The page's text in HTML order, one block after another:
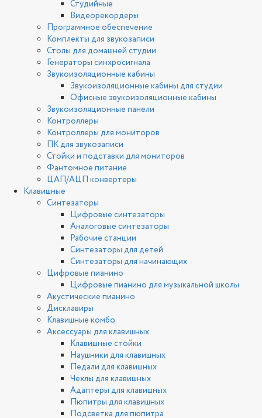
Студийные
Видеорекордеры
Программное обеспечение
Комплекты для звукозаписи
Столы для домашней студии
Генераторы синхросигнала
Звукоизоляционные кабины
Звукоизоляционные кабины для студии
Офисные звукоизоляционные кабины
Звукоизоляционные панели
Контроллеры
Контроллеры для мониторов
ПК для звукозаписи
Стойки и подставки для мониторов
Фантомное питание
ЦАП/АЦП конвертеры
Клавишные
Синтезаторы
Цифровые синтезаторы
Аналоговые синтезаторы
Рабочие станции
Синтезаторы для детей
Синтезаторы для начинающих
Цифровые пианино
Цифровые пианино для музыкальной школы
Акустические пианино
Дисклавиры
Клавишные комбо
Аксессуары для клавишных
Клавишные стойки
Наушники для клавишных
Педали для клавишных
Чехлы для клавишных
Адаптеры для клавишных
Пюпитры для клавишных
Подсветка для пюпитра